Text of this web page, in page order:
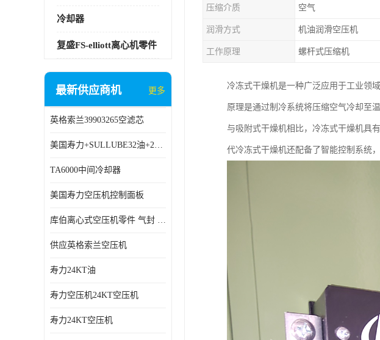
冷却器
复盛FS-elliott离心机零件
最新供应商机 更多
英格索兰39903265空滤芯
美国寿力+SULLUBE32油+250022-669
TA6000中间冷却器
美国寿力空压机控制面板
库伯离心式空压机零件 气封 机型 TA6000 TA18 TA9000原厂品质
供应英格索兰空压机
寿力24KT油
寿力空压机24KT空压机
寿力24KT空压机
压缩介质 空气
润滑方式 机油润滑空压机
工作原理 螺杆式压缩机
冷冻式干燥机是一种广泛应用于工业领
原理是通过制冷系统将压缩空气冷却至
与吸附式干燥机相比，冷冻式干燥机具
代冷冻式干燥机还配备了智能控制系统